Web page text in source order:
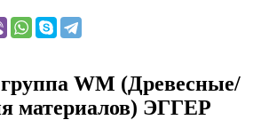
WM (Древесные/
материалов) ЭГГЕР